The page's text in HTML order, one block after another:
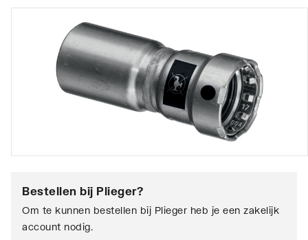
Bestellen bij Plieger?
Om te kunnen bestellen bij Plieger heb je een zakelijk
account nodig.